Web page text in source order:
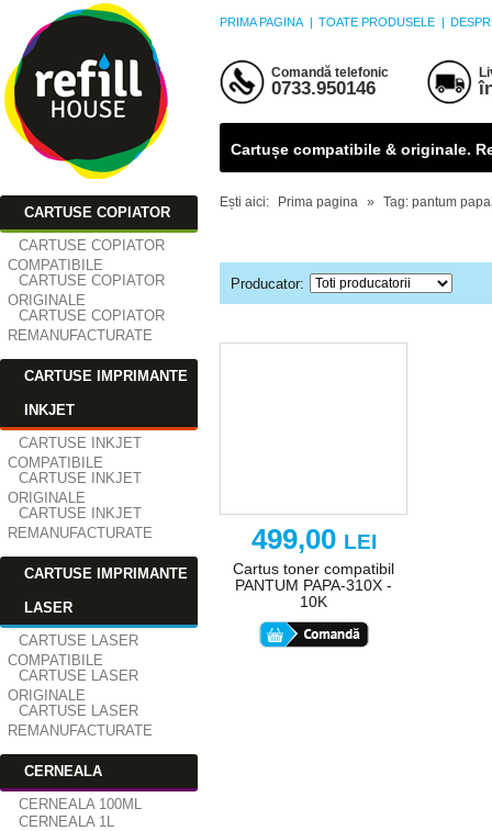
PRIMA PAGINA | TOATE PRODUSELE |
Comandă telefonic
0733.950146
Cartușe compatibile & originale.
CARTUSE COPIATOR
CARTUSE COPIATOR
COMPATIBILE
CARTUSE COPIATOR
ORIGINALE
CARTUSE COPIATOR
REMANUFACTURATE
CARTUSE IMPRIMANTE
INKJET
CARTUSE INKJET
COMPATIBILE
CARTUSE INKJET
ORIGINALE
CARTUSE INKJET
REMANUFACTURATE
CARTUSE IMPRIMANTE
LASER
CARTUSE LASER
COMPATIBILE
CARTUSE LASER
ORIGINALE
CARTUSE LASER
REMANUFACTURATE
CERNEALA
CERNEALA 100ML
CERNEALA 1L
Ești aici: Prima pagina » Tag: pantum
Producator:
499,00 LEI
Cartus toner compatibil
PANTUM PAPA-310X -
10K